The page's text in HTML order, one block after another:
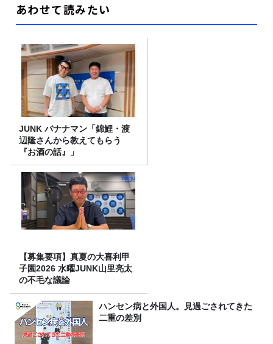
あわせて読みたい
JUNK バナナマン「錦鯉・渡
辺隆さんから教えてもらう
『お酒の話』」
【募集要項】真夏の大喜利甲
子園2026 水曜JUNK山里亮太
の不毛な議論
ハンセン病と外国人。見過ごされてきた
二重の差別